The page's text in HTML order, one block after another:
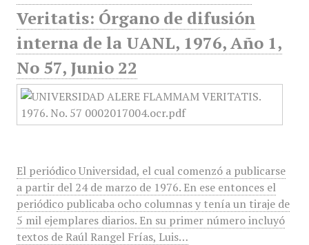
Veritatis: Órgano de difusión
interna de la UANL, 1976, Año 1,
No 57, Junio 22
El periódico Universidad, el cual comenzó a publicarse
a partir del 24 de marzo de 1976. En ese entonces el
periódico publicaba ocho columnas y tenía un tiraje de
5 mil ejemplares diarios. En su primer número incluyó
textos de Raúl Rangel Frías, Luis…